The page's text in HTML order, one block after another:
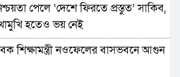
পেলে ‘দেশে ফিরতে প্রস্তুত’ সাকিব,
হতেও ভয় নেই
শিক্ষামন্ত্রী নওফেলের বাসভবনে আগুন